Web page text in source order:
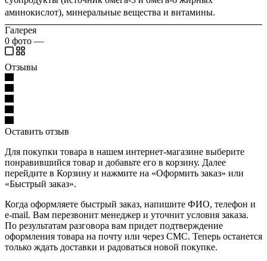
аминокислот), минеральные вещества и витамины.
Галерея
0 фото —
Отзывы
Оставить отзыв
Для покупки товара в нашем интернет-магазине выберите
понравившийся товар и добавьте его в корзину. Далее
перейдите в Корзину и нажмите на «Оформить заказ» или
«Быстрый заказ».
Когда оформляете быстрый заказ, напишите ФИО, телефон и
e-mail. Вам перезвонит менеджер и уточнит условия заказа.
По результатам разговора вам придет подтверждение
оформления товара на почту или через СМС. Теперь останется
только ждать доставки и радоваться новой покупке.